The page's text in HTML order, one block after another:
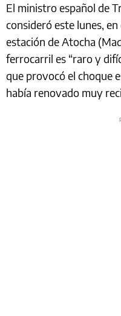
El ministro español de
consideró este lunes,
estación de Atocha
ferrocarril es “raro y
que provocó el choque
había renovado muy